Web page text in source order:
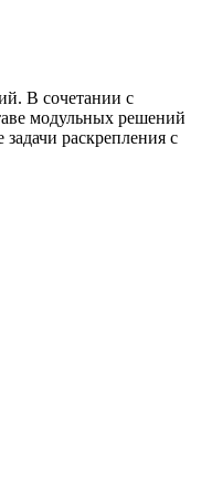
В сочетании с
модульных решений
раскрепления с